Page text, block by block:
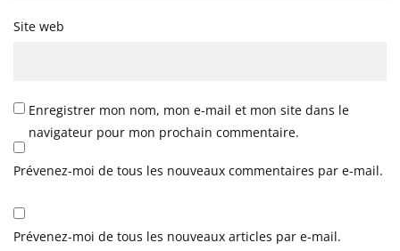
Site web
Enregistrer mon nom, mon e-mail et mon site dans le
navigateur pour mon prochain commentaire.
Prévenez-moi de tous les nouveaux commentaires par e-mail.
Prévenez-moi de tous les nouveaux articles par e-mail.